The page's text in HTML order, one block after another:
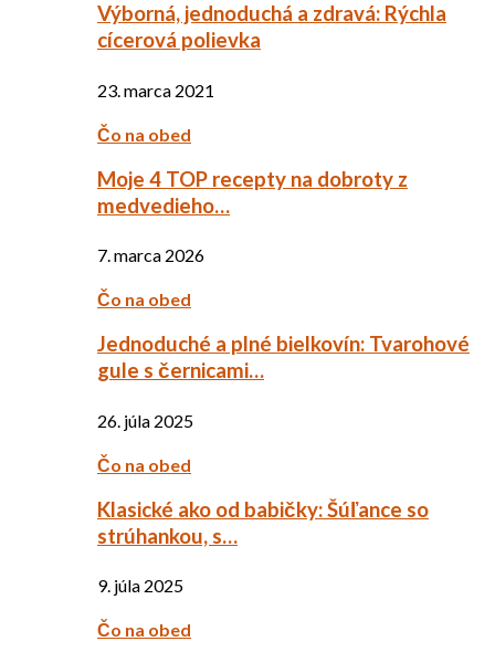
Výborná, jednoduchá a zdravá: Rýchla
cícerová polievka
23. marca 2021
Čo na obed
Moje 4 TOP recepty na dobroty z
medvedieho…
7. marca 2026
Čo na obed
Jednoduché a plné bielkovín: Tvarohové
gule s černicami…
26. júla 2025
Čo na obed
Klasické ako od babičky: Šúľance so
strúhankou, s…
9. júla 2025
Čo na obed